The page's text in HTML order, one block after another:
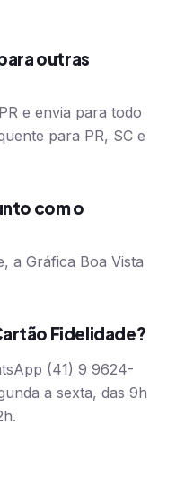
outras
e envia para todo
para PR, SC e
com o
a Gráfica Boa Vista
Fidelidade?
(41) 9 9624-
a sexta, das 9h